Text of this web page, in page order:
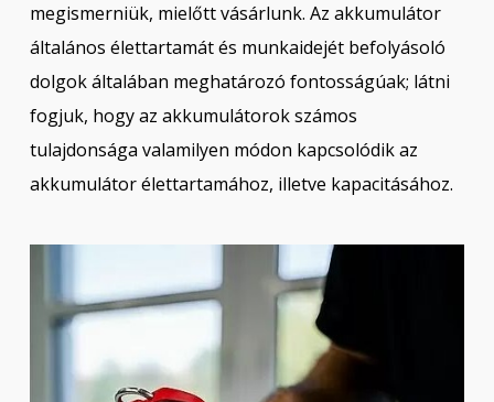
megismerniük, mielőtt vásárlunk. Az akkumulátor
általános élettartamát és munkaidejét befolyásoló
dolgok általában meghatározó fontosságúak; látni
fogjuk, hogy az akkumulátorok számos
tulajdonsága valamilyen módon kapcsolódik az
akkumulátor élettartamához, illetve kapacitásához.